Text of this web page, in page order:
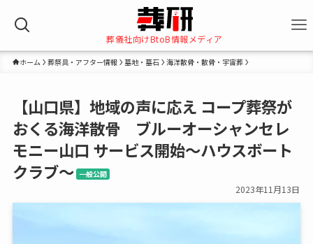
葬儀社向けBtoB情報メディア
ホーム 葬祭具・アフター情報 墓地・墓石 海洋散骨・散骨・宇宙葬
【山口県】地域の声に応え コープ葬祭が
おくる海洋散骨 ブルーオーシャンセレ
モニー山口 サービス開始～ハウスボート
クラブ～ 一般公開
2023年11月13日